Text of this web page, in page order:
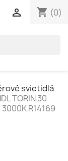
shopping_cart (0)

svietidlá
TORIN 30
R14169